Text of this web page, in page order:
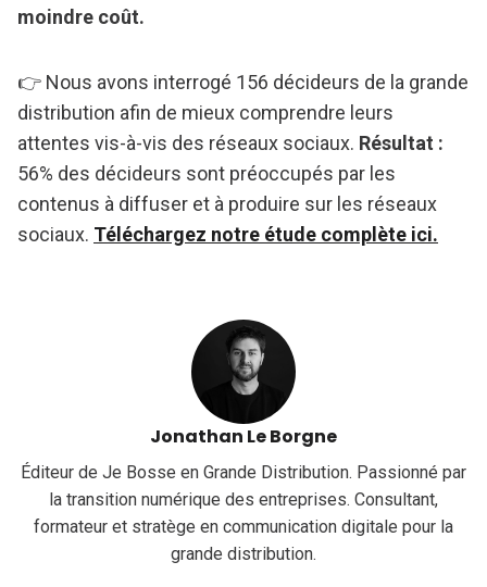
moindre coût.
👉 Nous avons interrogé 156 décideurs de la grande
distribution afin de mieux comprendre leurs
attentes vis-à-vis des réseaux sociaux. Résultat :
56% des décideurs sont préoccupés par les
contenus à diffuser et à produire sur les réseaux
sociaux. Téléchargez notre étude complète ici.
Jonathan Le Borgne
Éditeur de Je Bosse en Grande Distribution. Passionné par
la transition numérique des entreprises. Consultant,
formateur et stratège en communication digitale pour la
grande distribution.